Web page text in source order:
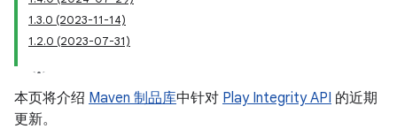
1.3.0 (2023-11-14)
1.2.0 (2023-07-31)
本页将介绍 Maven 制品库中针对 Play Integrity API 的近期
更新。